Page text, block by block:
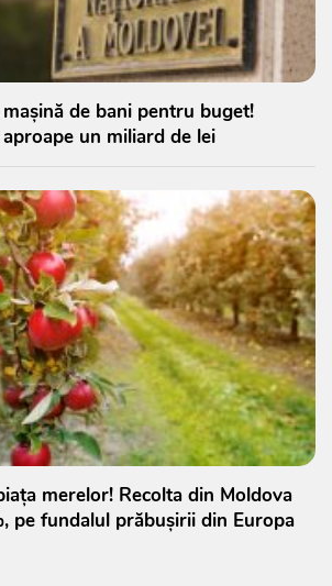
de bani pentru buget!
un miliard de lei
merelor! Recolta din Moldova
pe fundalul prăbușirii din Europa